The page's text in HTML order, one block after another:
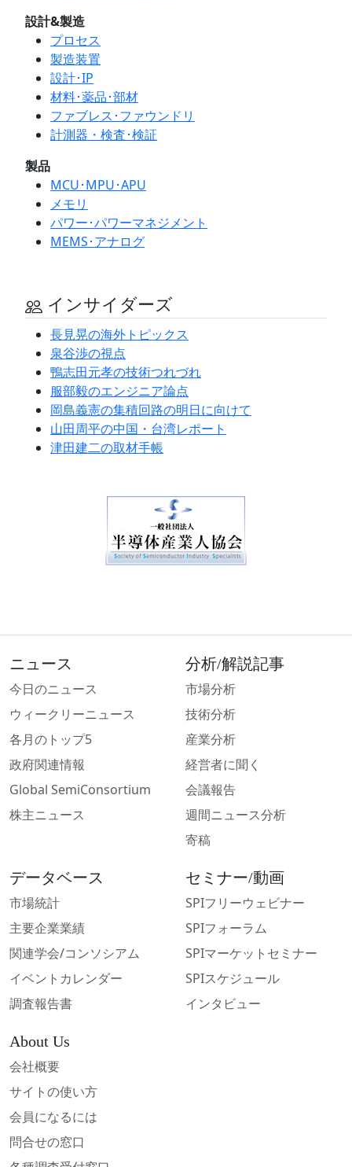
設計&製造
プロセス
製造装置
設計･IP
材料･薬品･部材
ファブレス･ファウンドリ
計測器・検査･検証
製品
MCU･MPU･APU
メモリ
パワー･パワーマネジメント
MEMS･アナログ
インサイダーズ
長見晃の海外トピックス
泉谷渉の視点
鴨志田元孝の技術つれづれ
服部毅のエンジニア論点
岡島義憲の集積回路の明日に向けて
山田周平の中国・台湾レポート
津田建二の取材手帳
ニュース
今日のニュース
ウィークリーニュース
各月のトップ5
政府関連情報
Global SemiConsortium
株主ニュース
分析/解説記事
市場分析
技術分析
産業分析
経営者に聞く
会議報告
週間ニュース分析
寄稿
データベース
市場統計
主要企業業績
関連学会/コンソシアム
イベントカレンダー
調査報告書
セミナー/動画
SPIフリーウェビナー
SPIフォーラム
SPIマーケットセミナー
SPIスケジュール
インタビュー
About Us
会社概要
サイトの使い方
会員になるには
問合せの窓口